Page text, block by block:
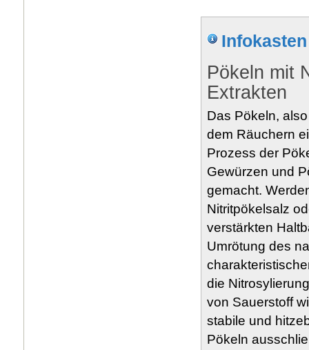
Infokasten
Pökeln mit
Extrakten
Das Pökeln,
dem Räuchern
Prozess der
Gewürzen und
gemacht.
Nitritpökelsalz
verstärkten
Umrötung des
die
von Sauerstoff
stabile und
Pökeln